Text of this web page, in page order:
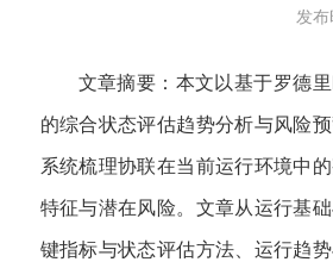
发
文章摘要：本文以基于罗德
的综合状态评估趋势分析与风险预
系统梳理协联在当前运行环境中
特征与潜在风险。文章从运行基
键指标与状态评估方法、运行趋